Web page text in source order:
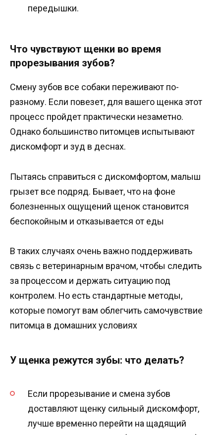
передышки.
Что чувствуют щенки во время
прорезывания зубов?
Смену зубов все собаки переживают по-
разному. Если повезет, для вашего щенка этот
процесс пройдет практически незаметно.
Однако большинство питомцев испытывают
дискомфорт и зуд в деснах.
Пытаясь справиться с дискомфортом, малыш
грызет все подряд. Бывает, что на фоне
болезненных ощущений щенок становится
беспокойным и отказывается от еды
В таких случаях очень важно поддерживать
связь с ветеринарным врачом, чтобы следить
за процессом и держать ситуацию под
контролем. Но есть стандартные методы,
которые помогут вам облегчить самочувствие
питомца в домашних условиях
У щенка режутся зубы: что делать?
Если прорезывание и смена зубов
доставляют щенку сильный дискомфорт,
лучше временно перейти на щадящий